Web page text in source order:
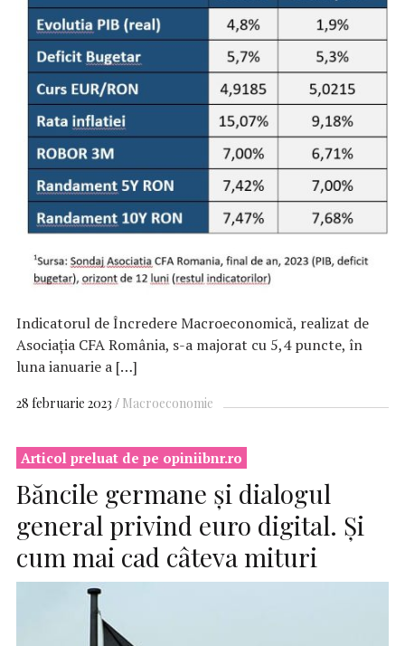
Indicatorul de Încredere Macroeconomică, realizat de
Asociaţia CFA România, s-a majorat cu 5,4 puncte, în
luna ianuarie a […]
28 februarie 2023 Macroeconomie
Articol preluat de pe opiniibnr.ro
Băncile germane și dialogul
general privind euro digital. Și
cum mai cad câteva mituri